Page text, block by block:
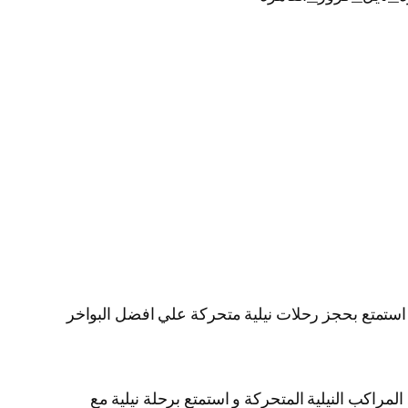
استمتع بحجز رحلات نيلية متحركة علي افضل البواخر
النيلية المتحركة و استمتع برحلة نيلية مع